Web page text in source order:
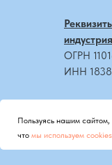
ОГРН
ИНН
Пользуясь нашим
что мы используем cookies